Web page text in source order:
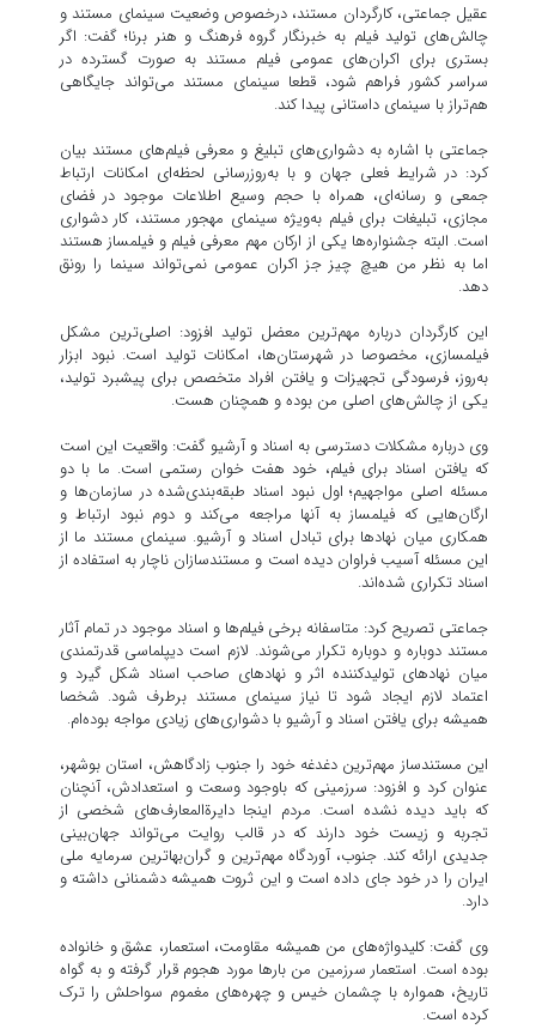
عقیل جماعتی، کارگردان مستند، درخصوص وضعیت سینمای مستند و
چالش‌های تولید فیلم به خبرنگار گروه فرهنگ و هنر برنا؛ گفت: اگر
بستری برای اکران‌های عمومی فیلم مستند به صورت گسترده در
سراسر کشور فراهم شود، قطعا سینمای مستند می‌تواند جایگاهی
هم‌تراز با سینمای داستانی پیدا کند.
جماعتی با اشاره به دشواری‌های تبلیغ و معرفی فیلم‌های مستند بیان
کرد: در شرایط فعلی جهان و با به‌روزرسانی لحظه‌ای امکانات ارتباط
جمعی و رسانه‌ای، همراه با حجم وسیع اطلاعات موجود در فضای
مجازی، تبلیغات برای فیلم به‌ویژه سینمای مهجور مستند، کار دشواری
است. البته جشنواره‌ها یکی از ارکان مهم معرفی فیلم و فیلمساز هستند
اما به نظر من هیچ چیز جز اکران عمومی نمی‌تواند سینما را رونق
دهد.
این کارگردان درباره مهم‌ترین معضل تولید افزود: اصلی‌ترین مشکل
فیلمسازی، مخصوصا در شهرستان‌ها، امکانات تولید است. نبود ابزار
به‌روز، فرسودگی تجهیزات و یافتن افراد متخصص برای پیشبرد تولید،
یکی از چالش‌های اصلی من بوده و همچنان هست.
وی درباره مشکلات دسترسی به اسناد و آرشیو گفت: واقعیت این است
که یافتن اسناد برای فیلم، خود هفت خوان رستمی است. ما با دو
مسئله اصلی مواجهیم؛ اول نبود اسناد طبقه‌بندی‌شده در سازمان‌ها و
ارگان‌هایی که فیلمساز به آنها مراجعه می‌کند و دوم نبود ارتباط و
همکاری میان نهاد‌ها برای تبادل اسناد و آرشیو. سینمای مستند ما از
این مسئله آسیب فراوان دیده است و مستندسازان ناچار به استفاده از
اسناد تکراری شده‌اند.
جماعتی تصریح کرد: متاسفانه برخی فیلم‌ها و اسناد موجود در تمام آثار
مستند دوباره و دوباره تکرار می‌شوند. لازم است دیپلماسی قدرتمندی
میان نهاد‌های تولیدکننده اثر و نهاد‌های صاحب اسناد شکل گیرد و
اعتماد لازم ایجاد شود تا نیاز سینمای مستند برطرف شود. شخصا
همیشه برای یافتن اسناد و آرشیو با دشواری‌های زیادی مواجه بوده‌ام.
این مستندساز مهم‌ترین دغدغه خود را جنوب زادگاهش، استان بوشهر،
عنوان کرد و افزود: سرزمینی که باوجود وسعت و استعدادش، آنچنان
که باید دیده نشده است. مردم اینجا دایرةالمعارف‌های شخصی از
تجربه و زیست خود دارند که در قالب روایت می‌تواند جهان‌بینی
جدیدی ارائه کند. جنوب، آوردگاه مهم‌ترین و گران‌بها‌ترین سرمایه ملی
ایران را در خود جای داده است و این ثروت همیشه دشمنانی داشته و
دارد.
وی گفت: کلیدواژه‌های من همیشه مقاومت، استعمار، عشق و خانواده
بوده است. استعمار سرزمین من بار‌ها مورد هجوم قرار گرفته و به گواه
تاریخ، همواره با چشمان خیس و چهره‌های مغموم سواحلش را ترک
کرده است.